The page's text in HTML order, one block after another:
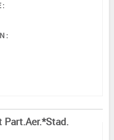
:
:
Part.Aer.*Stad.